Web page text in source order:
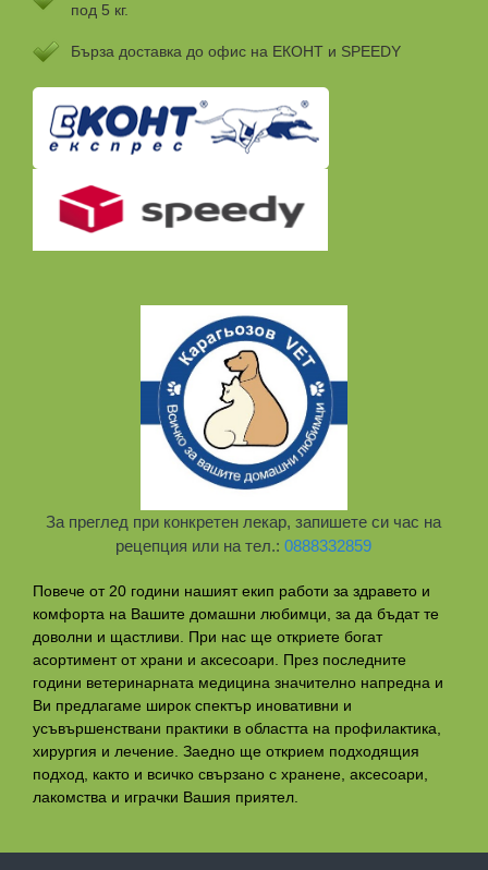
под 5 кг.
Бързa доставка до офис на ЕКОНТ и SPEEDY
За преглед при конкретен лекар, запишете си час на
рецепция или на тел.:0888332859
Повече от 20 години нашият екип работи за здравето и
комфорта на Вашите домашни любимци, за да бъдат те
доволни и щастливи. При нас ще откриете богат
асортимент от храни и аксесоари. През последните
години ветеринарната медицина значително напредна и
Ви предлагаме широк спектър иновативни и
усъвършенствани практики в областта на профилактикa,
хирургия и лечение. Заедно ще открием подходящия
подход, както и всичко свързано с хранене, аксесоари,
лакомства и играчки Вашия приятел.